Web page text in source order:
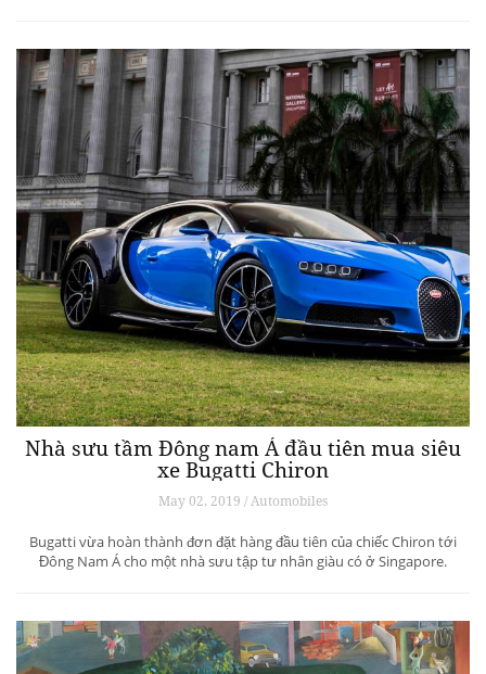
Nhà sưu tầm Đông nam Á đầu tiên mua siêu
xe Bugatti Chiron
May 02, 2019 / Automobiles
Bugatti vừa hoàn thành đơn đặt hàng đầu tiên của chiếc Chiron tới
Đông Nam Á cho một nhà sưu tập tư nhân giàu có ở Singapore.